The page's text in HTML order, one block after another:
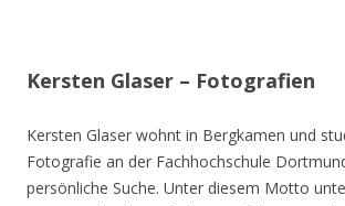
Kersten Glaser – Fotografien
Kersten Glaser wohnt in Bergkamen und
Fotografie an der Fachhochschule
persönliche Suche. Unter diesem Motto